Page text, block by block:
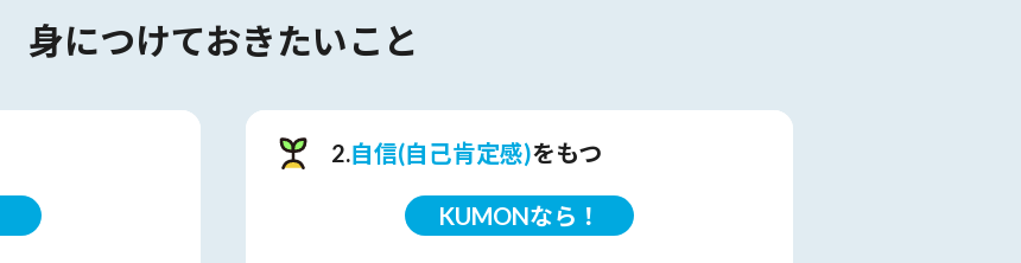
身につけておきたいこと
2.自信(自己肯定感)をもつ
KUMONなら！